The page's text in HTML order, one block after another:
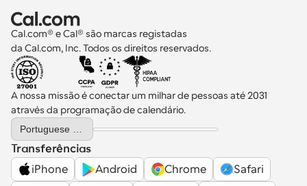
Cal.com® e Cal® são marcas registadas
da Cal.com, Inc. Todos os direitos reservados.
A nossa missão é conectar um milhar de pessoas até 2031
através da programação de calendário.
Select Language
Transferências
iPhone
Android Chrome
Safari